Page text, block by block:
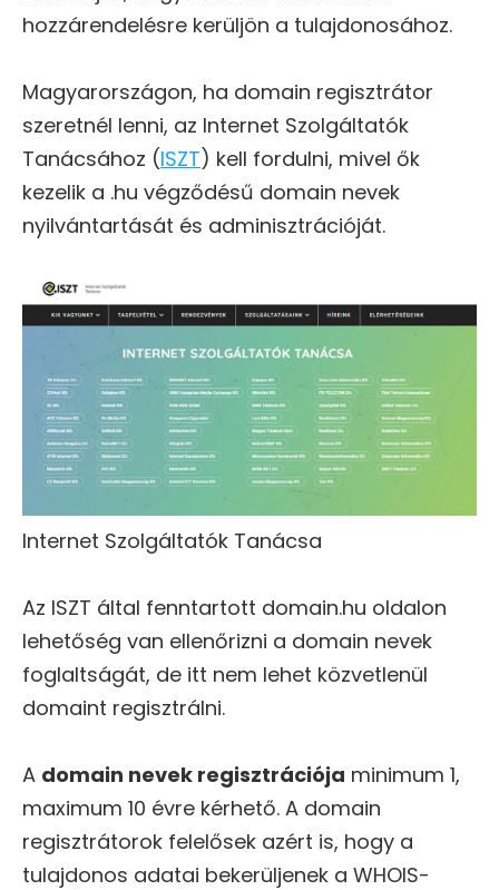
hozzárendelésre kerüljön a tulajdonosához.
Magyarországon, ha domain regisztrátor
szeretnél lenni, az Internet Szolgáltatók
Tanácsához (ISZT) kell fordulni, mivel ők
kezelik a .hu végződésű domain nevek
nyilvántartását és adminisztrációját.
Internet Szolgáltatók Tanácsa
Az ISZT által fenntartott domain.hu oldalon
lehetőség van ellenőrizni a domain nevek
foglaltságát, de itt nem lehet közvetlenül
domaint regisztrálni.
A domain nevek regisztrációja minimum 1,
maximum 10 évre kérhető. A domain
regisztrátorok felelősek azért is, hogy a
tulajdonos adatai bekerüljenek a WHOIS-